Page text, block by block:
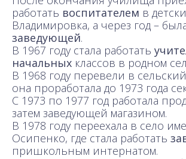
работать воспитателем в
Владимировка, а через год –
заведующей.
В 1967 году стала работать
начальных классов в родном
В 1968 году перевели в
она проработала до 1973 года
С 1973 по 1977 год работала
затем заведующей магазином.
В 1978 году переехала в село
Осипенко, где стала работать
пришкольным интернатом.